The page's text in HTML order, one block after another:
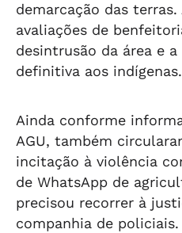
demarcação das
avaliações de
desintrusão da área e
definitiva aos indígenas.
Ainda conforme
AGU, também
incitação à violência
de WhatsApp de
precisou recorrer à
companhia de policiais.